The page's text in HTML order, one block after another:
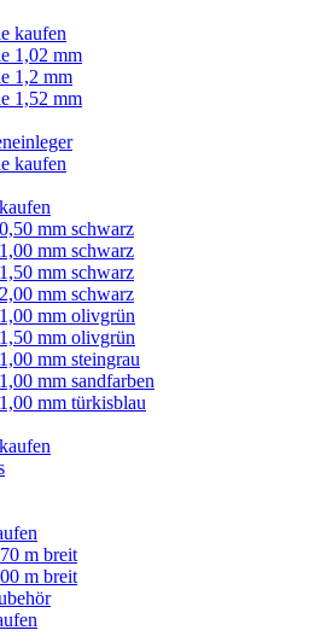
kaufen
1,02 mm
1,2 mm
1,52 mm
kaufen
mm schwarz
mm schwarz
mm schwarz
mm schwarz
mm olivgrün
mm olivgrün
mm steingrau
mm sandfarben
mm türkisblau
m breit
m breit